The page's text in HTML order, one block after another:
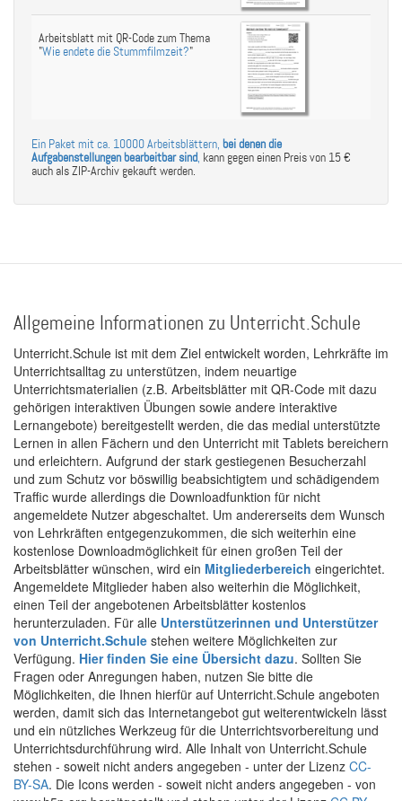
Arbeitsblatt mit QR-Code zum Thema
"Wie endete die Stummfilmzeit?"
Ein Paket mit ca. 10000 Arbeitsblättern, bei denen die
Aufgabenstellungen bearbeitbar sind, kann gegen einen Preis von 15 €
auch als ZIP-Archiv gekauft werden.
Allgemeine Informationen zu Unterricht.Schule
Unterricht.Schule ist mit dem Ziel entwickelt worden, Lehrkräfte im
Unterrichtsalltag zu unterstützen, indem neuartige
Unterrichtsmaterialien (z.B. Arbeitsblätter mit QR-Code mit dazu
gehörigen interaktiven Übungen sowie andere interaktive
Lernangebote) bereitgestellt werden, die das medial unterstützte
Lernen in allen Fächern und den Unterricht mit Tablets bereichern
und erleichtern. Aufgrund der stark gestiegenen Besucherzahl
und zum Schutz vor böswillig beabsichtigtem und schädigendem
Traffic wurde allerdings die Downloadfunktion für nicht
angemeldete Nutzer abgeschaltet. Um andererseits dem Wunsch
von Lehrkräften entgegenzukommen, die sich weiterhin eine
kostenlose Downloadmöglichkeit für einen großen Teil der
Arbeitsblätter wünschen, wird ein Mitgliederbereich eingerichtet.
Angemeldete Mitglieder haben also weiterhin die Möglichkeit,
einen Teil der angebotenen Arbeitsblätter kostenlos
herunterzuladen. Für alle Unterstützerinnen und Unterstützer
von Unterricht.Schule stehen weitere Möglichkeiten zur
Verfügung. Hier finden Sie eine Übersicht dazu. Sollten Sie
Fragen oder Anregungen haben, nutzen Sie bitte die
Möglichkeiten, die Ihnen hierfür auf Unterricht.Schule angeboten
werden, damit sich das Internetangebot gut weiterentwickeln lässt
und ein nützliches Werkzeug für die Unterrichtsvorbereitung und
Unterrichtsdurchführung wird. Alle Inhalt von Unterricht.Schule
stehen - soweit nicht anders angegeben - unter der Lizenz CC-
BY-SA. Die Icons werden - soweit nicht anders angegeben - von